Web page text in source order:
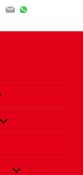
EmailWhatsApp